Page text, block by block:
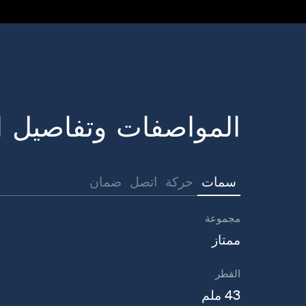
المواصفات وتفاصيل
سمات حركة اتصل ضمان
مجموعة
ممتاز
القطر
43 ملم